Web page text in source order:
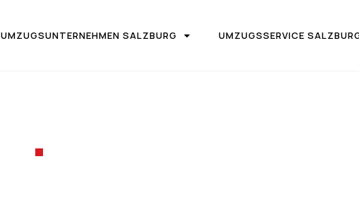
UMZUGSUNTERNEHMEN SALZBURG UMZUGSSERVICE